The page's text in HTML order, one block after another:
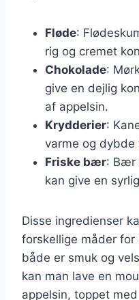
Fløde:
rig og cremet
Chokolade:
give en dejlig
af appelsin.
Krydderier:
varme og dybde
Friske bær: Bær
kan give en
Disse ingredienser
forskellige måder
både er smuk og
kan man lave en
appelsin, toppet